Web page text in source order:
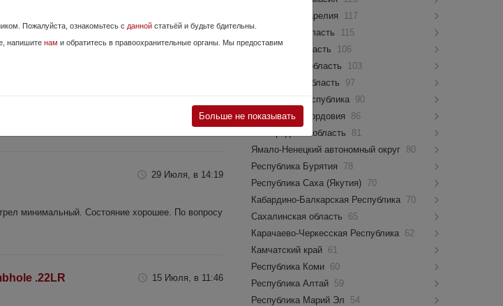
потому что в последнее время не пользуюсь.
Veber Wolf 1.25-4.5х26 загонник, кронштейн
29 Июля, в 14:19
минимальный. Состояние хорошее. По вопросу
.22LR
15 Июля, в 11:46
Пожалуйста, ознакомьтесь с данной статьёй и будьте бдительны.
напишите нам и обратитесь в правоохранительные органы. Мы предоставим
Больше не показывать
Республика Карелия
117
Курганская область
115
Псковская область
106
Костромская область
103
Мурманская область
97
Чувашская Республика 90
Республика Мордовия
86
Новгородская область
81
Ямало-Ненецкий автономный округ 80
Республика Бурятия
78
Республика Саха (Якутия) 70
Кабардино-Балкарская Республика 70
Сахалинская область
65
Карачаево-Черкесская Республика 62
Камчатский край 61
Республика Коми 60
Республика Алтай 59
Республика Марий Эл
54